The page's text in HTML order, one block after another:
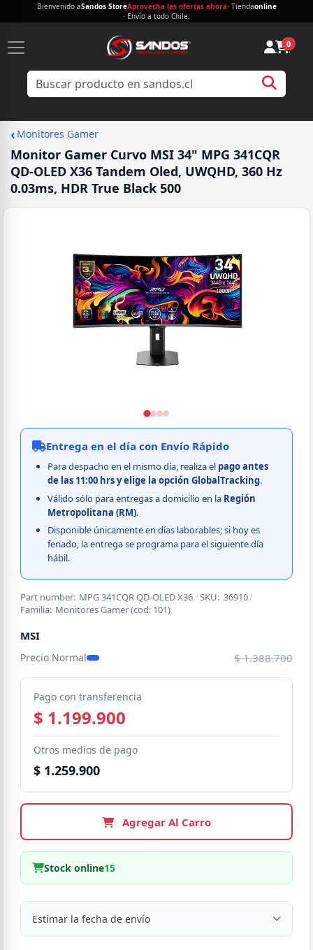
Bienvenido aSandos StoreAprovecha las ofertas ahora· Tiendaonline
· Envío a todo Chile.
0
‹ Monitores Gamer
Monitor Gamer Curvo MSI 34" MPG 341CQR
QD-OLED X36 Tandem Oled, UWQHD, 360 Hz
0.03ms, HDR True Black 500
Entrega en el día con Envío Rápido
Para despacho en el mismo día, realiza el pagoantes
de las 11:00 hrs y elige la opción GlobalTracking.
Válido sólo para entregas a domicilio en la Región
Metropolitana (RM).
Disponible únicamente en días laborables; si hoy es
feriado, la entrega se programa para el siguiente día
hábil.
Part number: MPG 341CQR QD-OLED X36/SKU: 36910/
Familia: Monitores Gamer(cod: 101)
MSI
Precio Normal $ 1.388.700
Pago con transferencia
$ 1.199.900
Otros medios de pago
$ 1.259.900
Agregar Al Carro
Stock online15
Estimar la fecha de envío